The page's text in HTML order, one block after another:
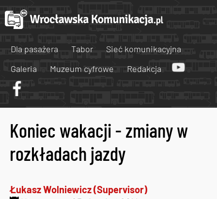
Dla pasażera Tabor
Sieć komunikacyjna
Galeria
Muzeum cyfrowe Redakcja
Koniec wakacji - zmiany w
rozkładach jazdy
Łukasz Wolniewicz (Supervisor)